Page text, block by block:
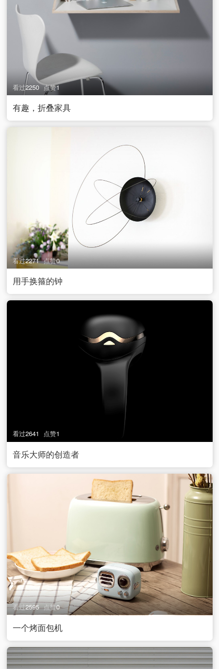
看过2250 点赞1
有趣，折叠家具
看过2271 点赞0
用手换箍的钟
看过2641 点赞1
音乐大师的创造者
看过2595 点赞0
一个烤面包机